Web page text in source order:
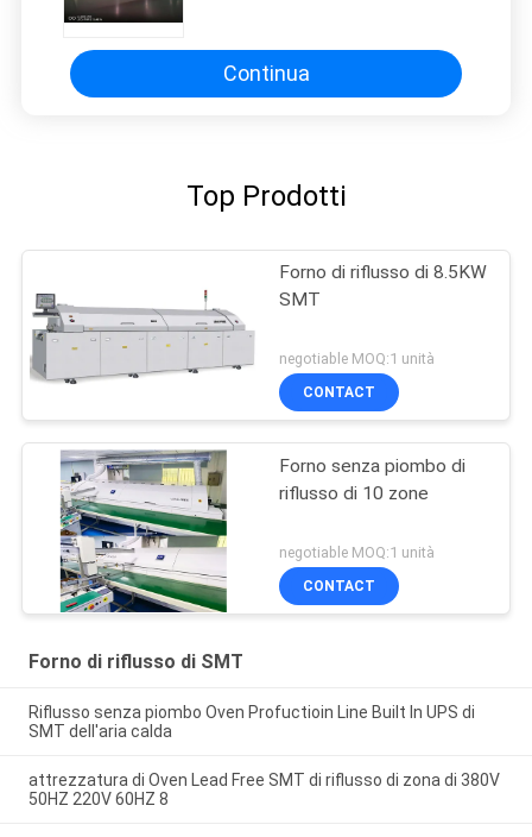
Continua
Top Prodotti
Forno di riflusso di 8.5KW
SMT
negotiable MOQ:1 unità
CONTACT
Forno senza piombo di
riflusso di 10 zone
negotiable MOQ:1 unità
CONTACT
Forno di riflusso di SMT
Riflusso senza piombo Oven Profuctioin Line Built In UPS di
SMT dell'aria calda
attrezzatura di Oven Lead Free SMT di riflusso di zona di 380V
50HZ 220V 60HZ 8